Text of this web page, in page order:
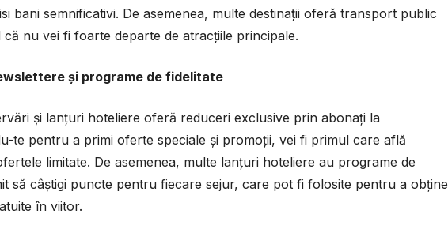
bani semnificativi. De asemenea, multe destinații oferă transport public
că nu vei fi foarte departe de atracțiile principale.
și programe de fidelitate
și lanțuri hoteliere oferă reduceri exclusive prin abonați la
te pentru a primi oferte speciale și promoții, vei fi primul care află
limitate. De asemenea, multe lanțuri hoteliere au programe de
să câștigi puncte pentru fiecare sejur, care pot fi folosite pentru a obține
în viitor.